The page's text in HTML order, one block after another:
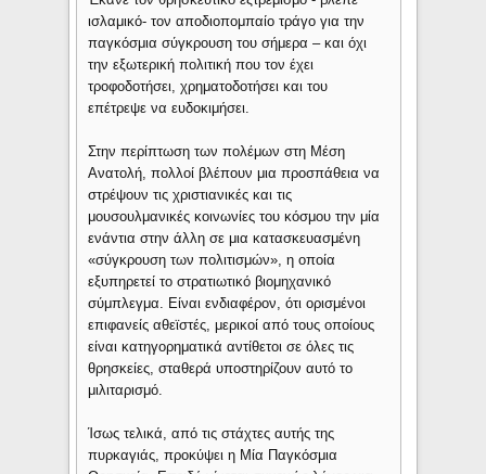
ισλαμικό- τον αποδιοπομπαίο τράγο για την
παγκόσμια σύγκρουση του σήμερα – και όχι
την εξωτερική πολιτική που τον έχει
τροφοδοτήσει, χρηματοδοτήσει και του
επέτρεψε να ευδοκιμήσει.
Στην περίπτωση των πολέμων στη Μέση
Ανατολή, πολλοί βλέπουν μια προσπάθεια να
στρέψουν τις χριστιανικές και τις
μουσουλμανικές κοινωνίες του κόσμου την μία
ενάντια στην άλλη σε μια κατασκευασμένη
«σύγκρουση των πολιτισμών», η οποία
εξυπηρετεί το στρατιωτικό βιομηχανικό
σύμπλεγμα. Είναι ενδιαφέρον, ότι ορισμένοι
επιφανείς αθεϊστές, μερικοί από τους οποίους
είναι κατηγορηματικά αντίθετοι σε όλες τις
θρησκείες, σταθερά υποστηρίζουν αυτό το
μιλιταρισμό.
Ίσως τελικά, από τις στάχτες αυτής της
πυρκαγιάς, προκύψει η Μία Παγκόσμια